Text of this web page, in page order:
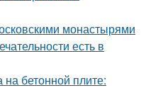
монастырями
есть в
бетонной плите: